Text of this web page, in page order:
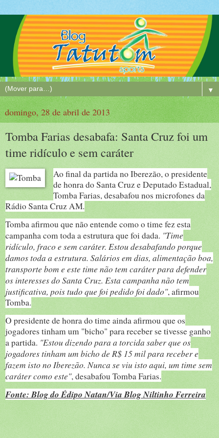
▼
domingo, 28 de abril de 2013
Tomba Farias desabafa: Santa Cruz foi um
time ridículo e sem caráter
Ao final da partida no Iberezão, o presidente
de honra do Santa Cruz e Deputado Estadual,
Tomba Farias, desabafou nos microfones da
Rádio Santa Cruz AM.
Tomba afirmou que não entende como o time fez esta
campanha com toda a estrutura que foi dada. "Time
ridículo, fraco e sem caráter. Estou desabafando porque
damos toda a estrutura. Salários em dias, alimentação boa,
transporte bom e este time não tem caráter para defender
os interesses do Santa Cruz. Esta campanha não tem
justificativa, pois tudo que foi pedido foi dado", afirmou
Tomba.
O presidente de honra do time ainda afirmou que os
jogadores tinham um "bicho" para receber se tivesse ganho
a partida. "Estou dizendo para a torcida saber que os
jogadores tinham um bicho de R$ 15 mil para receber e
fazem isto no Iberezão. Nunca se viu isto aqui, um time sem
caráter como este", desabafou Tomba Farias.
Fonte: Blog do Édipo Natan/Via Blog Niltinho Ferreira